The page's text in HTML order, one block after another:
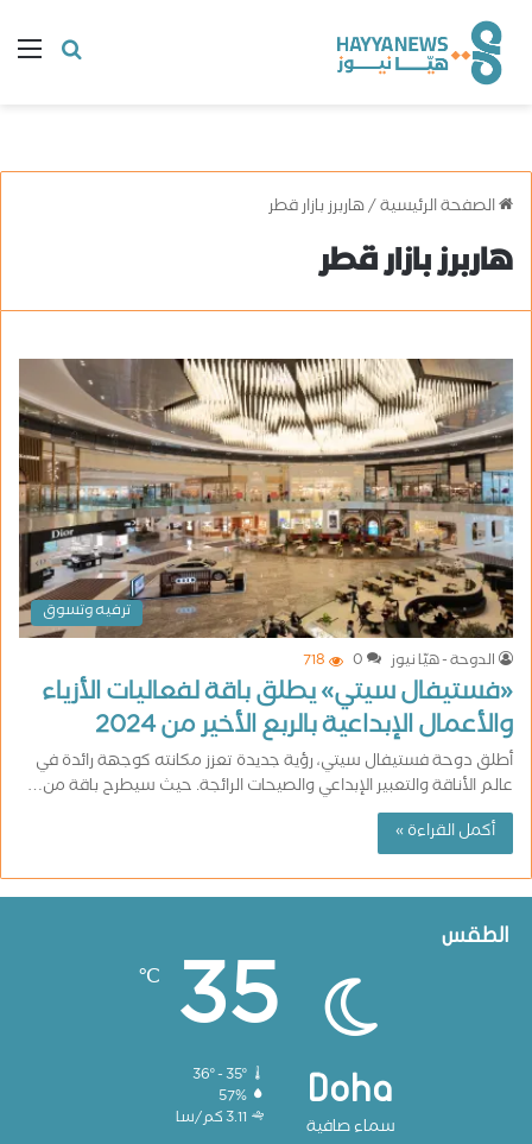
البحث
الصفحة الرئيسية/هاربرز بازار قطر
هاربرز بازار قطر
ترفيه وتسوق
الدوحة - هيّا نيوز
0
718
«فستيفال سيتي» يطلق باقة لفعاليات الأزياء
والأعمال الإبداعية بالربع الأخير من 2024
أطلق دوحة فستيفال سيتي، رؤية جديدة تعزز مكانته كوجهة رائدة في
عالم الأناقة والتعبير الإبداعي والصيحات الرائجة. حيث سيطرح باقة من…
أكمل القراءة »
الطقس
Doha
سماء صافية
35
℃
36º - 35º
57%
3.11 كم/سا